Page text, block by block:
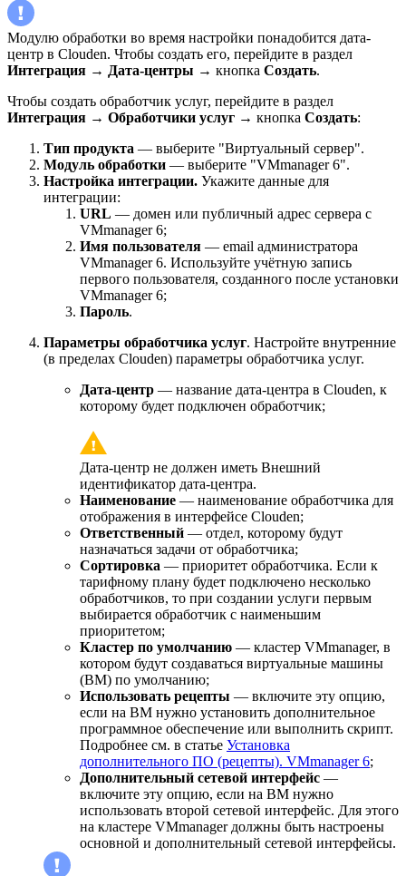
Модулю обработки во время настройки понадобится дата-
центр в Clouden. Чтобы создать его, перейдите в раздел
Интеграция → Дата-центры → кнопка Создать.
Чтобы создать обработчик услуг, перейдите в раздел
Интеграция → Обработчики услуг → кнопка Создать:
Тип продукта — выберите "Виртуальный сервер".
Модуль обработки — выберите "VMmanager 6".
Настройка интеграции. Укажите данные для
интеграции:
URL — домен или публичный адрес сервера с
VMmanager 6;
Имя пользователя — email администратора
VMmanager 6. Используйте учётную запись
первого пользователя, созданного после установки
VMmanager 6;
Пароль.
Параметры обработчика услуг. Настройте внутренние
(в пределах Clouden) параметры обработчика услуг.
Дата-центр — название дата-центра в Clouden, к
которому будет подключен обработчик;
Дата-центр не должен иметь Внешний
идентификатор дата-центра.
Наименование — наименование обработчика для
отображения в интерфейсе Clouden;
Ответственный — отдел, которому будут
назначаться задачи от обработчика;
Сортировка — приоритет обработчика. Если к
тарифному плану будет подключено несколько
обработчиков, то при создании услуги первым
выбирается обработчик с наименьшим
приоритетом;
Кластер по умолчанию — кластер VMmanager, в
котором будут создаваться виртуальные машины
(ВМ) по умолчанию;
Использовать рецепты — включите эту опцию,
если на ВМ нужно установить дополнительное
программное обеспечение или выполнить скрипт.
Подробнее см. в статье Установка
дополнительного ПО (рецепты). VMmanager 6;
Дополнительный сетевой интерфейс —
включите эту опцию, если на ВМ нужно
использовать второй сетевой интерфейс. Для этого
на кластере VMmanager должны быть настроены
основной и дополнительный сетевой интерфейсы.